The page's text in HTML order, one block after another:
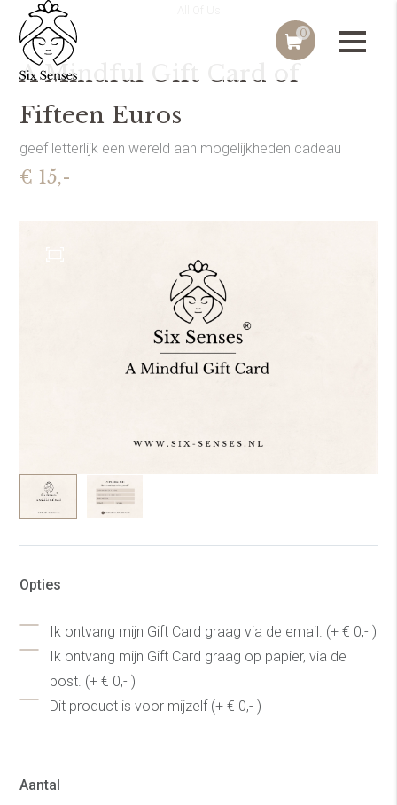
0
A Mindful Gift Card of
Fifteen Euros
geef letterlijk een wereld aan mogelijkheden cadeau
€ 15,-
Opties
Ik ontvang mijn Gift Card graag via de email. (+ € 0,- )
Ik ontvang mijn Gift Card graag op papier, via de
post. (+ € 0,- )
Dit product is voor mijzelf (+ € 0,- )
Aantal